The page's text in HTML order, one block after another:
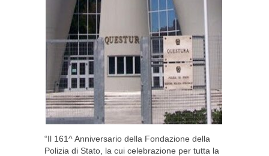
“Il 161^ Anniversario della Fondazione della
Polizia di Stato, la cui celebrazione per tutta la